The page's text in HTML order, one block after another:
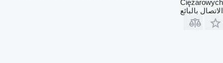
Ciężarowych
الاتصال بالبائع